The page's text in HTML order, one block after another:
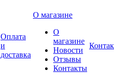
Оплата
и
доставка
О магазине
О
магазине
Новости
Отзывы
Контакты